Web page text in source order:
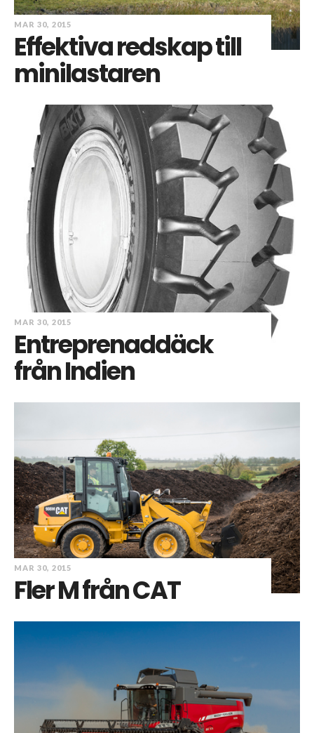
MAR 30, 2015
Effektiva redskap till
minilastaren
MAR 30, 2015
Entreprenaddäck
från Indien
MAR 30, 2015
Fler M från CAT